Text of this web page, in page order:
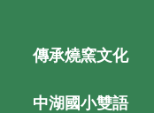
傳承燒窯文化
中湖國小雙語